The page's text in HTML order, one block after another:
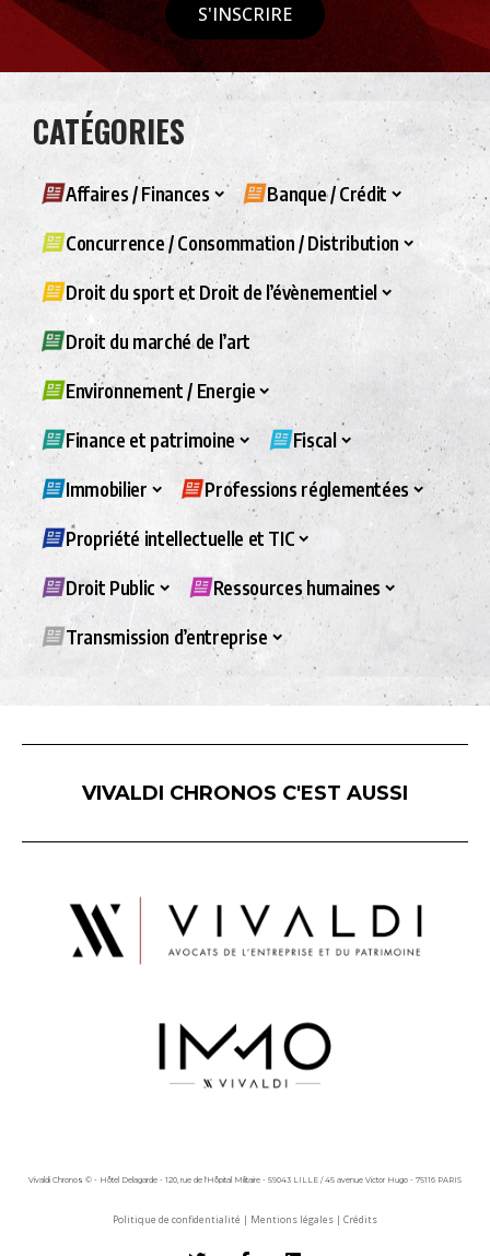
S'INSCRIRE
CATÉGORIES
Affaires / Finances Banque / Crédit
Concurrence / Consommation / Distribution
Droit du sport et Droit de l’évènementiel
Droit du marché de l’art
Environnement / Energie
Finance et patrimoine Fiscal
Immobilier Professions réglementées
Propriété intellectuelle et TIC
Droit Public Ressources humaines
Transmission d’entreprise
VIVALDI CHRONOS C'EST AUSSI
Vivaldi Chronos © - Hôtel Delagarde - 120, rue de l'Hôpital Militaire - 59043 LILLE / 45 avenue Victor Hugo - 75116 PARIS
Politique de confidentialité | Mentions légales | Crédits